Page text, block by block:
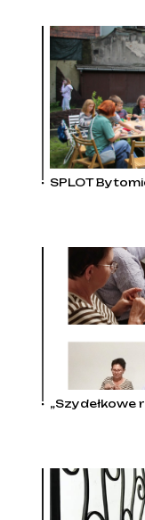
SPLOT
„Szydełkowe